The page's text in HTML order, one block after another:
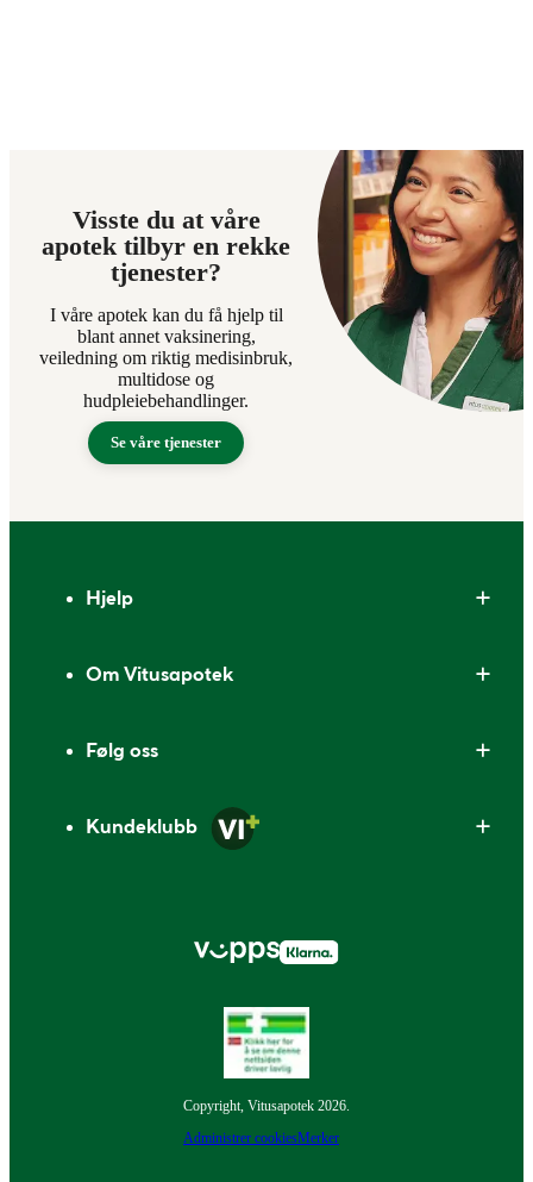
Visste du at våre
apotek tilbyr en rekke
tjenester?
I våre apotek kan du få hjelp til
blant annet vaksinering,
veiledning om riktig medisinbruk,
multidose og
hudpleiebehandlinger.
Se våre tjenester
Hjelp
Om Vitusapotek
Følg oss
Kundeklubb
Copyright, Vitusapotek 2026.
Administrer cookiesMerker